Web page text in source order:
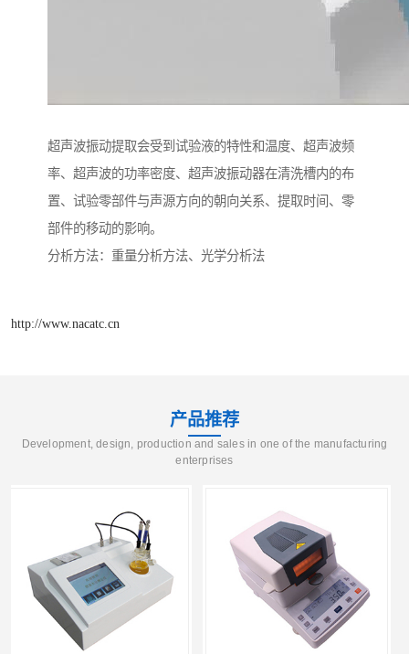
超声波振动提取会受到试验液的特性和温度、超声波频
率、超声波的功率密度、超声波振动器在清洗槽内的布
置、试验零部件与声源方向的朝向关系、提取时间、零
部件的移动的影响。
分析方法：重量分析方法、光学分析法
http://www.nacatc.cn
产品推荐
Development, design, production and sales in one of the manufacturing
enterprises